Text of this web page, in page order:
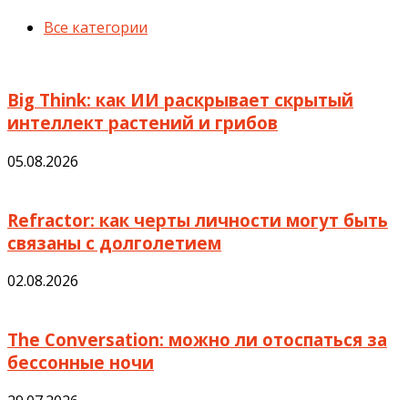
Все категории
Big Think: как ИИ раскрывает скрытый
интеллект растений и грибов
05.08.2026
Refractor: как черты личности могут быть
связаны с долголетием
02.08.2026
The Conversation: можно ли отоспаться за
бессонные ночи